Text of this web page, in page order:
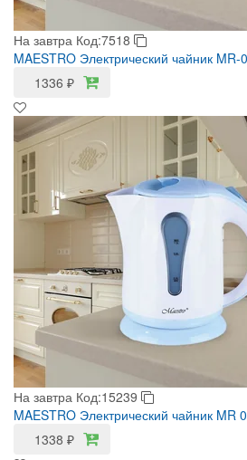
На завтра Код:7518
MAESTRO Электрический чайник MR-
1336 ₽
На завтра Код:15239
MAESTRO Электрический чайник MR
1338 ₽